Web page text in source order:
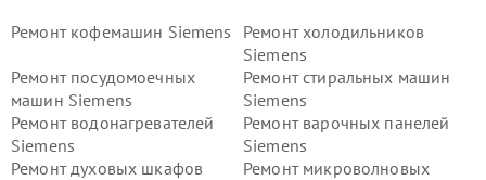
Ремонт кофемашин Siemens
Ремонт холодильников
Siemens
Ремонт посудомоечных
машин Siemens
Ремонт стиральных машин
Siemens
Ремонт водонагревателей
Siemens
Ремонт варочных панелей
Siemens
Ремонт духовых шкафов
Ремонт микроволновых